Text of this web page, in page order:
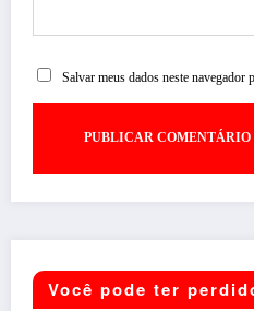
Salvar meus dados neste navegador
Você pode ter